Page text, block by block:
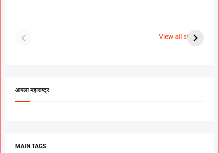
View all stories
पूजा सावंत ने गुपचूप
आपला महाराष्ट्र
MAIN TAGS